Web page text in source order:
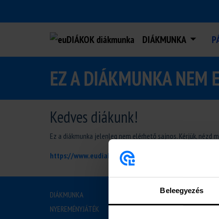
Beleegyezés
DIÁKMUNKA
EZ A DIÁKMUNKA NEM
Kedves diákunk!
Ez a diákmunka jelenleg nem elérhető sajnos. Kérjük, nézd
https://www.eudiakok.hu/diakmunka
DIÁKMUNKA
NYEREMÉNYJÁTÉK
RÓLUNK